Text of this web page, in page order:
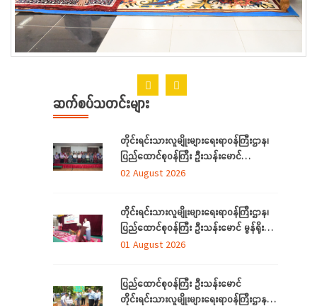
ဆက်စပ်သတင်းများ
တိုင်းရင်းသားလူမျိုးများရေးရာဝန်ကြီးဌာန၊
ပြည်ထောင်စုဝန်ကြီး ဦးသန်းမောင်
ရန်ကုန်တိုင်းဒေသကြီးအတွင်းရှိ
နှင့် တွေ့ဆုံ
02 August 2026
တိုင်းရင်းသားလူမျိုးများရေးရာဝန်ကြီးဌာန၊
ပြည်ထောင်စုဝန်ကြီး ဦးသန်းမောင် မွန်ရိုးရာ
ဝတ်စုံချုပ်လုပ်နည်းသင်တန်းဆင်းပွဲ
01 August 2026
ပြည်ထောင်စုဝန်ကြီး ဦးသန်းမောင်
တိုင်းရင်းသားလူမျိုးများရေးရာဝန်ကြီးဌာန မိုး